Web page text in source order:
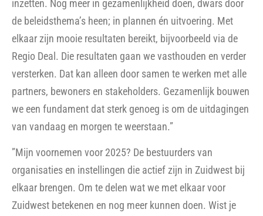
inzetten. Nog meer in gezamenlijkheid doen, dwars door
de beleidsthema’s heen; in plannen én uitvoering. Met
elkaar zijn mooie resultaten bereikt, bijvoorbeeld via de
Regio Deal. Die resultaten gaan we vasthouden en verder
versterken. Dat kan alleen door samen te werken met alle
partners, bewoners en stakeholders. Gezamenlijk bouwen
we een fundament dat sterk genoeg is om de uitdagingen
van vandaag en morgen te weerstaan.”
”Mijn voornemen voor 2025? De bestuurders van
organisaties en instellingen die actief zijn in Zuidwest bij
elkaar brengen. Om te delen wat we met elkaar voor
Zuidwest betekenen en nog meer kunnen doen. Wist je